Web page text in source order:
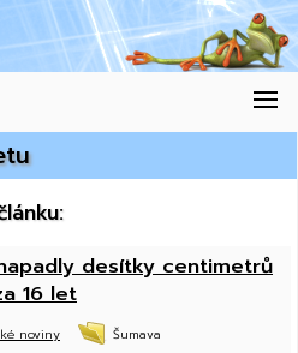
desítky centimetrů
16 let
noviny Šumava